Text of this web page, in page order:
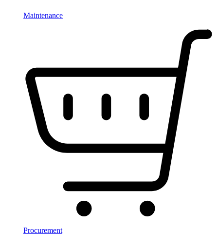
Maintenance
Procurement